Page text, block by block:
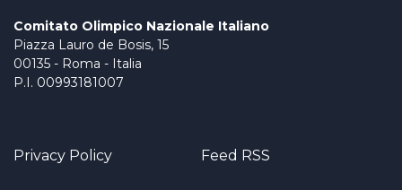
Comitato Olimpico Nazionale Italiano
Piazza Lauro de Bosis, 15
00135 - Roma - Italia
P.I. 00993181007
Privacy Policy Feed RSS